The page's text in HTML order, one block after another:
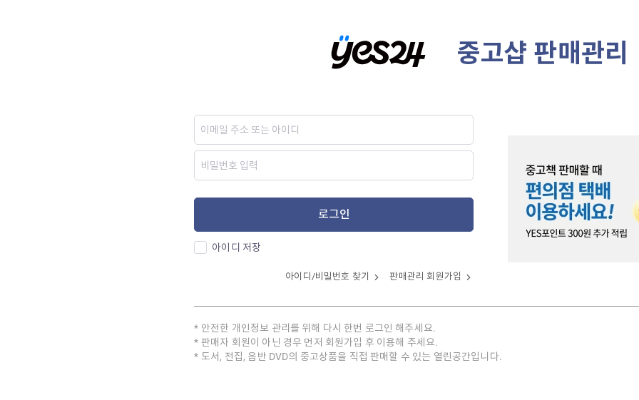
중고샵 판매관리
로그인
아이디 저장
아이디/비밀번호 찾기 판매관리 회원가입
안전한 개인정보 관리를 위해 다시 한번 로그인 해주세요.
판매자 회원이 아닌 경우 먼저 회원가입 후 이용해 주세요.
도서, 전집, 음반 DVD의 중고상품을 직접 판매할 수 있는 열린공간입니다.